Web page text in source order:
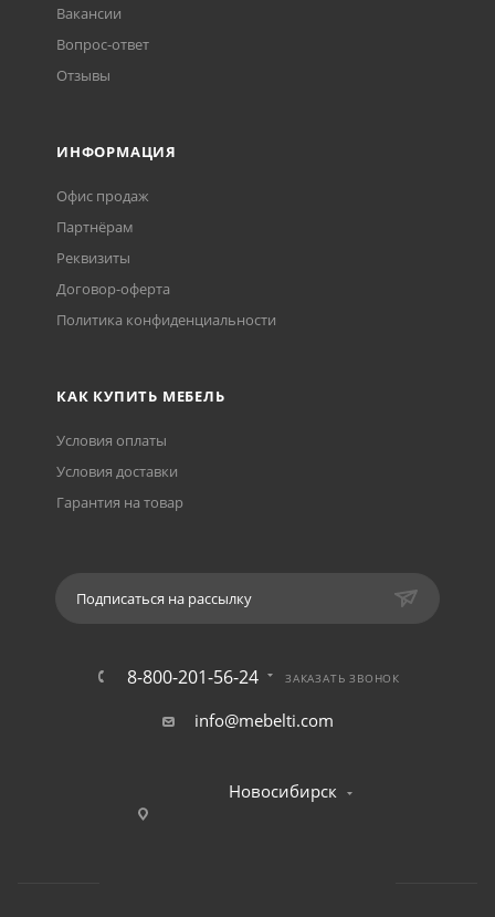
Вакансии
Вопрос-ответ
Отзывы
ИНФОРМАЦИЯ
Офис продаж
Партнёрам
Реквизиты
Договор-оферта
Политика конфиденциальности
КАК КУПИТЬ МЕБЕЛЬ
Условия оплаты
Условия доставки
Гарантия на товар
Подписаться на рассылку
8-800-201-56-24 ЗАКАЗАТЬ ЗВОНОК
info@mebelti.com
Новосибирск